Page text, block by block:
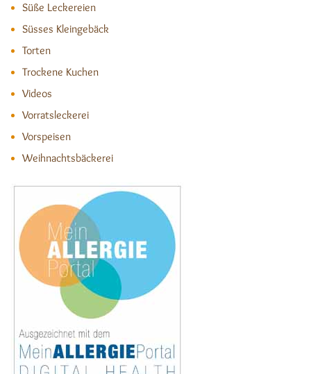
Süße Leckereien
Süsses Kleingebäck
Torten
Trockene Kuchen
Videos
Vorratsleckerei
Vorspeisen
Weihnachtsbäckerei